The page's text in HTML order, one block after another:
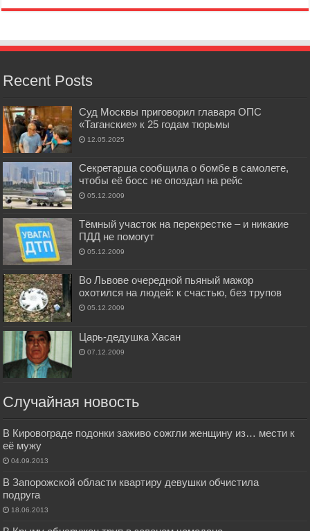
Recent Posts
Суд Москвы приговорил главаря ОПС
«Таганские» к 25 годам тюрьмы
12.05.2025
Секретарша сообщила о бомбе в самолете,
чтобы её босс не опоздал на рейс
05.12.2009
Тёмный участок на перекрестке – и никакие
ПДД не помогут
05.12.2009
Во Львове очередной пьяный мажор
охотился на людей: к счастью, без трупов
05.12.2009
Царь-дедушка Хасан
07.12.2009
Случайная новость
В Кировограде подонки заживо сожгли женщину из… мести к
её мужу
04.09.2013
В Запорожской области квартиру девушки обчистила
подруга
18.06.2013